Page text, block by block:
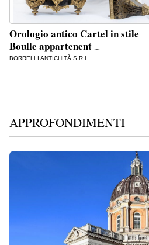
Orologio antico Cartel in stile
Boulle appartenent …
BORRELLI ANTICHITÀ S.R.L.
APPROFONDIMENTI